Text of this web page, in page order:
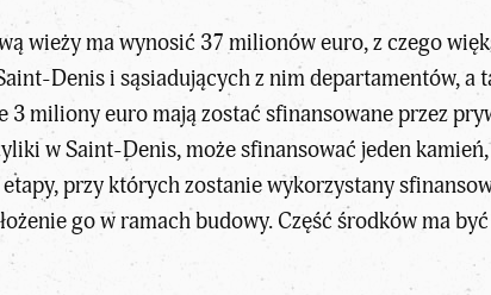
wieży ma wynosić 37 milionów euro, z czego
Denis i sąsiadujących z nim departamentów,
3 miliony euro mają zostać sfinansowane przez
w Saint-Denis, może sfinansować jeden
przy których zostanie wykorzystany
go w ramach budowy. Część środków ma